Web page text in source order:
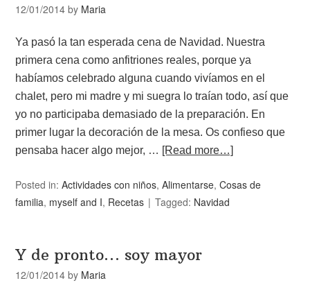
12/01/2014 by Maria
Ya pasó la tan esperada cena de Navidad. Nuestra
primera cena como anfitriones reales, porque ya
habíamos celebrado alguna cuando vivíamos en el
chalet, pero mi madre y mi suegra lo traían todo, así que
yo no participaba demasiado de la preparación. En
primer lugar la decoración de la mesa. Os confieso que
pensaba hacer algo mejor, … [Read more…]
Posted in:Actividades con niños,Alimentarse,Cosas de
familia, myself and I, Recetas Tagged: Navidad
Y de pronto… soy mayor
12/01/2014 by Maria